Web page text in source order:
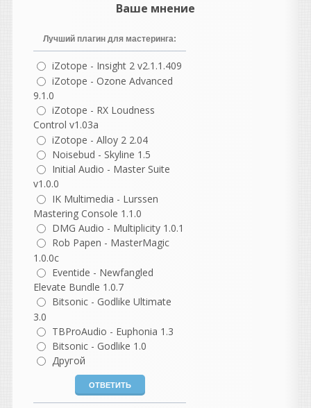
vangog171
написал 06.08.2026 в23:02
меня- Microsoft Visual C++
(2005–2022, x86 и x64)
И-DirectX End-User
Runtime.
Но такой баг впервые у
меня с кейгеном... Давно
как то в старой 10 еще все
спокойно рабаотала эта
библиотека и сразу
активировалась. Даже
сейчас из списка там
режима совместимости там
в свойствах не помогает..
Странно..
написал 06.08.2026 в22:54
Библиотека необходима.
Странно что кейген
перестал запускаться
когда от админа
нажимаешь.. Чудеса прям
Ваше мнение
Лучший плагин для мастеринга:
iZotope - Insight 2 v2.1.1.409
iZotope - Ozone Advanced
9.1.0
iZotope - RX Loudness
Control v1.03a
iZotope - Alloy 2 2.04
Noisebud - Skyline 1.5
Initial Audio - Master Suite
v1.0.0
IK Multimedia - Lurssen
Mastering Console 1.1.0
DMG Audio - Multiplicity 1.0.1
Rob Papen - MasterMagic
1.0.0c
Eventide - Newfangled
Elevate Bundle 1.0.7
Bitsonic - Godlike Ultimate
3.0
TBProAudio - Euphonia 1.3
Bitsonic - Godlike 1.0
Другой